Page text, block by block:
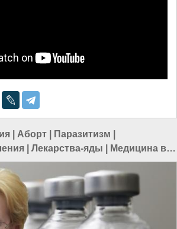
Аборт Паразитизм
Лекарства-яды
Медицина в